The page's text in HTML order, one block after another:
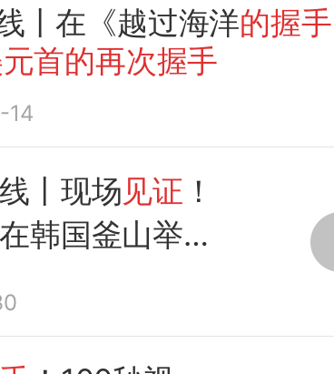
丨在《越过海洋的握手
首的再次握手
14
丨现场见证 ！
韩国釜山举行